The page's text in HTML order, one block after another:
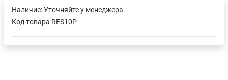
Наличие:Уточняйте у менеджера
Код товара RES10P